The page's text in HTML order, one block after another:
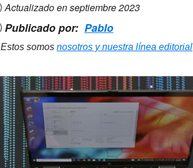
Actualizado enseptiembre 2023
Publicado por: Pablo
Estos somos nosotros y nuestra línea editorial